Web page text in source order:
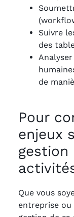
Suivre
des
de
Pour
enjeux
Que vous
entreprise